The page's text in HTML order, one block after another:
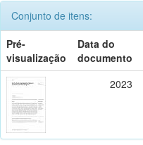
Conjunto de itens:
Pré-
visualização
Data do
documento
2023